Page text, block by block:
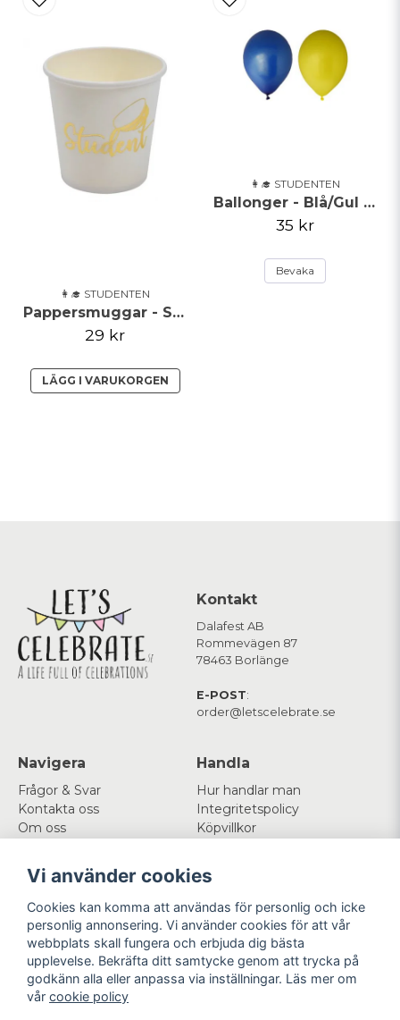
👩‍🎓 STUDENTEN
Pappersmuggar - Student - 8 pack
29 kr
LÄGG I VARUKORGEN
👩‍🎓 STUDENTEN
Ballonger - Blå/Gul - 6pack
35 kr
Bevaka
Kontakt
Dalafest AB
Rommevägen 87
78463 Borlänge
E-POST:
order@letscelebrate.se
Navigera
Frågor & Svar
Kontakta oss
Om oss
Handla
Hur handlar man
Integritetspolicy
Köpvillkor
Mitt konto
Logga in
Registrera dig
Glömt lösenord?
Följ oss
Facebook
Instagram
Betala enkelt Vi levererar med
Vi använder cookies
Cookies kan komma att användas för personlig och icke
personlig annonsering. Vi använder cookies för att vår
webbplats skall fungera och erbjuda dig bästa
upplevelse. Bekräfta ditt samtycke genom att trycka på
godkänn alla eller anpassa via inställningar. Läs mer om
vår cookie policy